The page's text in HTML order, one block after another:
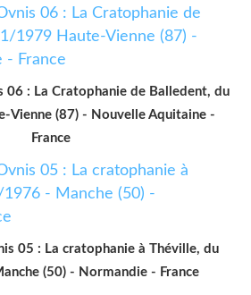
06 : La Cratophanie de Balledent, du
(87) - Nouvelle Aquitaine -
France
05 : La cratophanie à Théville, du
(50) - Normandie - France